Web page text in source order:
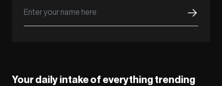
Your daily intake of everything trending